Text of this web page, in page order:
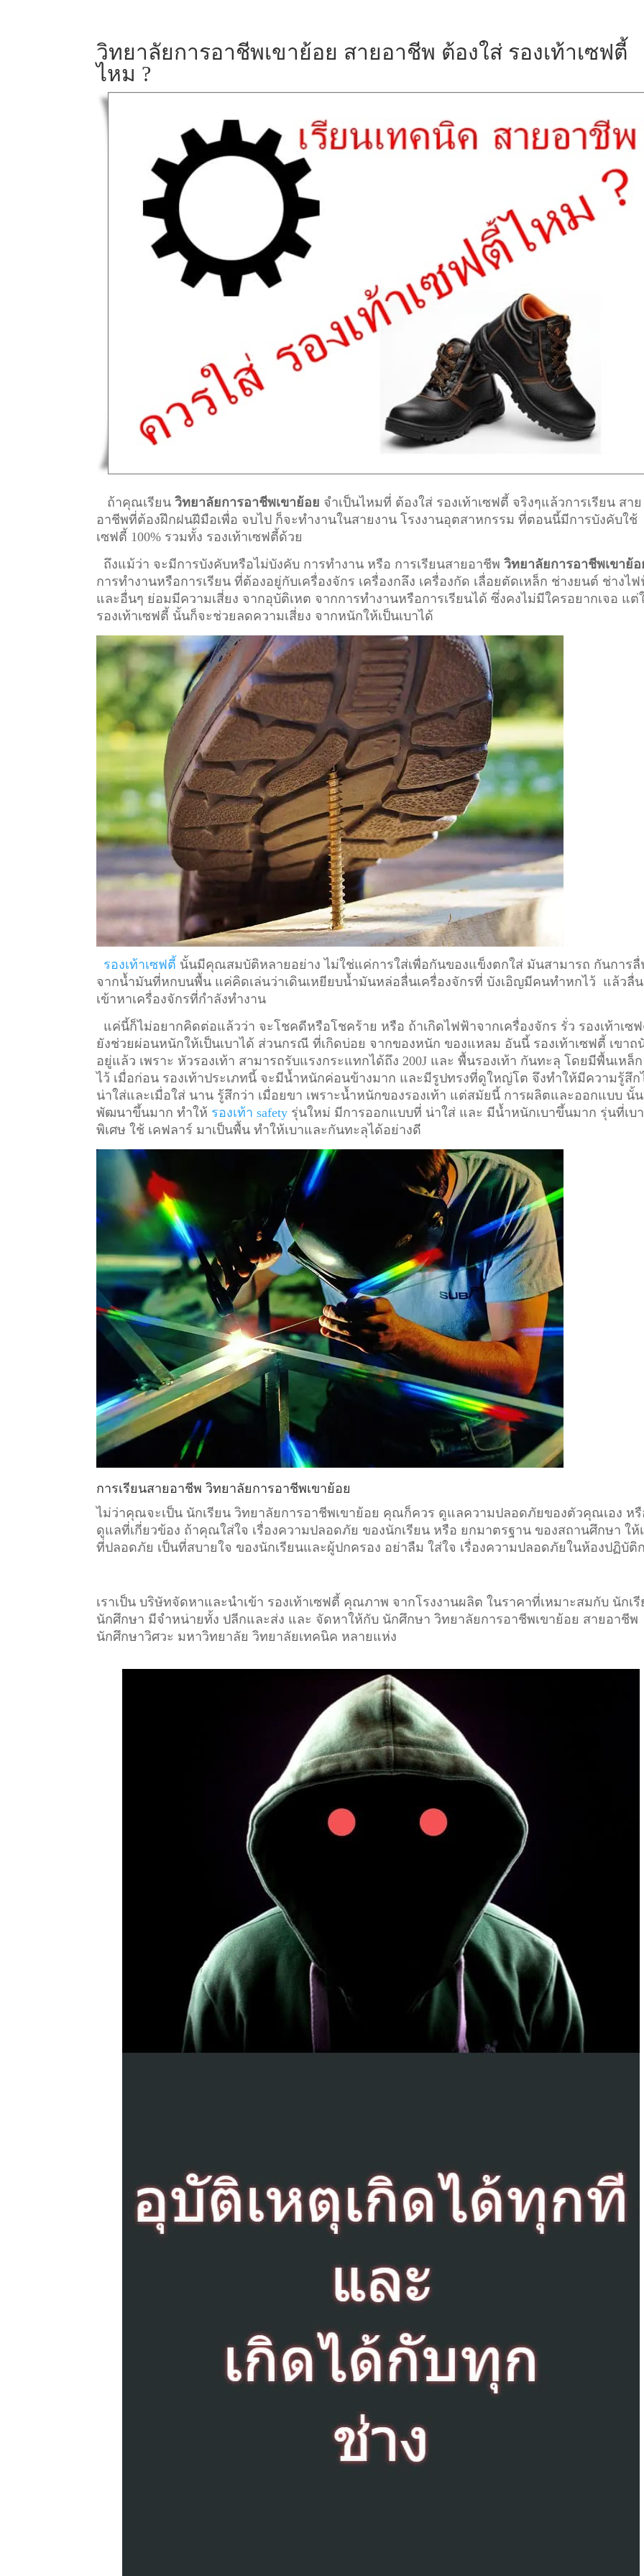
วิทยาลัยการอาชีพเขาย้อย สายอาชีพ ต้องใส่ รองเท้าเซฟตี้
ไหม ?
ถ้าคุณเรียนวิทยาลัยการอาชีพเขาย้อย จำเป็นไหมที่ ต้องใส่ รองเท้าเซฟตี้ จริงๆแล้วการเรียน สาย
อาชีพที่ต้องฝึกฝนฝีมือเพื่อ จบไป ก็จะทำงานในสายงาน โรงงานอุตสาหกรรม ที่ตอนนี้มีการบังคับใช้
เซฟตี้ 100% รวมทั้ง รองเท้าเซฟตี้ด้วย
ถึงแม้ว่า จะมีการบังคับหรือไม่บังคับ การทำงาน หรือ การเรียนสายอาชีพวิทยาลัยการอาชีพเขาย้
การทำงานหรือการเรียน ที่ต้องอยู่กับเครื่องจักร เครื่องกลึง เครื่องกัด เลื่อยตัดเหล็ก ช่างยนต์ ช่างไ
และอื่นๆ ย่อมมีความเสี่ยง จากอุบัติเหต จากการทำงานหรือการเรียนได้ ซึ่งคงไม่มีใครอยากเจอ แต่
รองเท้าเซฟตี้ นั้นก็จะช่วยลดความเสี่ยง จากหนักให้เป็นเบาได้
รองเท้าเซฟตี้ นั้นมีคุณสมบัติหลายอย่าง ไม่ใช่แค่การใส่เพื่อกันของแข็งตกใส่ มันสามารถ กันการลื่
จากน้ำมันที่หกบนพื้น แค่คิดเล่นว่าเดินเหยียบน้ำมันหล่อลื่นเครื่องจักรที่ บังเอิญมีคนทำหกไว้ แล้วลื่น
เข้าหาเครื่องจักรที่กำลังทำงาน
แค่นี้ก็ไม่อยากคิดต่อแล้วว่า จะโชคดีหรือโชคร้าย หรือ ถ้าเกิดไฟฟ้าจากเครื่องจักร รั่ว รองเท้าเซ
ยังช่วยผ่อนหนักให้เป็นเบาได้ ส่วนกรณี ที่เกิดบ่อย จากของหนัก ของแหลม อันนี้ รองเท้าเซฟตี้ เขาถ
อยู่แล้ว เพราะ หัวรองเท้า สามารถรับแรงกระแทกได้ถึง 200J และ พื้นรองเท้า กันทะลุ โดยมีพื้นเหล็
ไว้ เมื่อก่อน รองเท้าประเภทนี้ จะมีน้ำหนักค่อนข้างมาก และมีรูปทรงที่ดูใหญ่โต จึงทำให้มีความรู้สึก
น่าใส่และเมื่อใส่ นาน รู้สึกว่า เมื่อยขา เพราะน้ำหนักของรองเท้า แต่สมัยนี้ การผลิตและออกแบบ นั้น
พัฒนาขึ้นมาก ทำให้ รองเท้า safety รุ่นใหม่ มีการออกแบบที่ น่าใส่ และ มีน้ำหนักเบาขึ้นมาก รุ่นที่เบา
พิเศษ ใช้ เคฟลาร์ มาเป็นพื้น ทำให้เบาและกันทะลุได้อย่างดี
การเรียนสายอาชีพ วิทยาลัยการอาชีพเขาย้อย
ไม่ว่าคุณจะเป็น นักเรียน วิทยาลัยการอาชีพเขาย้อย คุณก็ควร ดูแลความปลอดภัยของตัวคุณเอง ห
ดูแลที่เกี่ยวข้อง ถ้าคุณใส่ใจ เรื่องความปลอดภัย ของนักเรียน หรือ ยกมาตรฐาน ของสถานศึกษา ให้
ที่ปลอดภัย เป็นที่สบายใจ ของนักเรียนและผู้ปกครอง อย่าลืม ใส่ใจ เรื่องความปลอดภัยในห้องปฏิบัติ
เราเป็น บริษัทจัดหาและนำเข้า รองเท้าเซฟตี้ คุณภาพ จากโรงงานผลิต ในราคาที่เหมาะสมกับ นักเ
นักศึกษา มีจำหน่ายทั้ง ปลีกและส่ง และ จัดหาให้กับ นักศึกษา วิทยาลัยการอาชีพเขาย้อย สายอาชีพ
นักศึกษาวิศวะ มหาวิทยาลัย วิทยาลัยเทคนิค หลายแห่ง